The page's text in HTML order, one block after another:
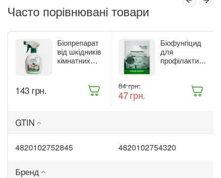
Часто порівнювані товари
Біопрепарат
від шкідників
кімнатних
спрей 300 мл
‍143‍ грн.
Біофунгіцид
для
профілактики
Триходерма
‍84‍ грн.
‍47‍грн.
GTIN
4820102752845 4820102754320
Бренд